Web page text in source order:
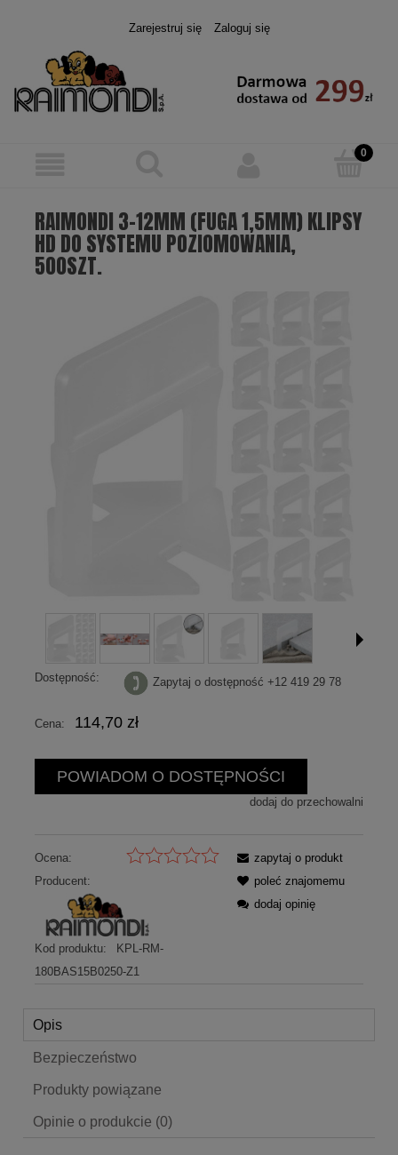
Zarejestruj się Zaloguj się
RAIMONDI 3-12MM (FUGA 1,5MM) KLIPSY
HD DO SYSTEMU POZIOMOWANIA,
500SZT.
Dostępność: Zapytaj o dostępność +12 419 29 78
Cena: 114,70 zł
POWIADOM O DOSTĘPNOŚCI
dodaj do przechowalni
Ocena:
Producent:
Kod produktu:
KPL-RM-
180BAS15B0250-Z1
zapytaj o produkt
poleć znajomemu
dodaj opinię
Opis
Bezpieczeństwo
Produkty powiązane
Opinie o produkcie (0)